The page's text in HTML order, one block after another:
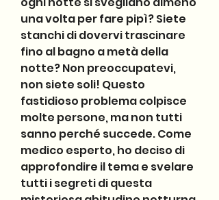
una volta per fare pipì? Siete
stanchi di dovervi trascinare
fino al bagno a metà della
notte? Non preoccupatevi,
non siete soli! Questo
fastidioso problema colpisce
molte persone, ma non tutti
sanno perché succede. Come
medico esperto, ho deciso di
approfondire il tema e svelare
tutti i segreti di questa